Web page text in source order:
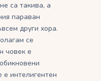
са такива, а
параван
други хора.
се
човек е
е интелигентен